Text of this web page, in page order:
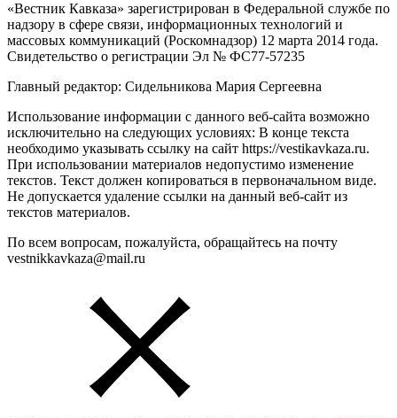
«Вестник Кавказа» зарегистрирован в Федеральной службе по
надзору в сфере связи, информационных технологий и
массовых коммуникаций (Роскомнадзор) 12 марта 2014 года.
Свидетельство о регистрации Эл № ФС77-57235
Главный редактор: Сидельникова Мария Сергеевна
Использование информации с данного веб-сайта возможно
исключительно на следующих условиях: В конце текста
необходимо указывать ссылку на сайт https://vestikavkaza.ru.
При использовании материалов недопустимо изменение
текстов. Текст должен копироваться в первоначальном виде.
Не допускается удаление ссылки на данный веб-сайт из
текстов материалов.
По всем вопросам, пожалуйста, обращайтесь на почту
vestnikkavkaza@mail.ru